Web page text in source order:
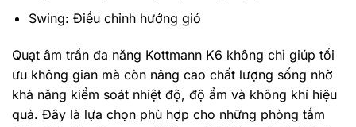
Swing: Điều chỉnh hướng gió
Quạt âm trần đa năng Kottmann K6 không chỉ giúp tối
ưu không gian mà còn nâng cao chất lượng sống nhờ
khả năng kiểm soát nhiệt độ, độ ẩm và không khí hiệu
quả. Đây là lựa chọn phù hợp cho những phòng tắm